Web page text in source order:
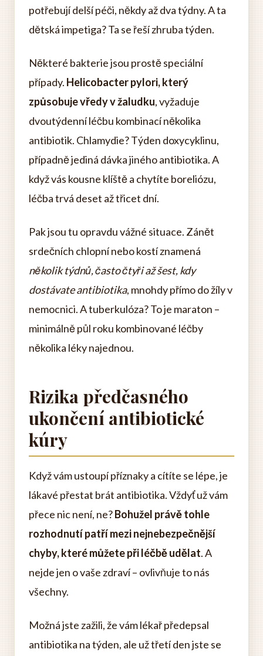
potřebují delší péči, někdy až dva týdny. A ta
dětská impetiga? Ta se řeší zhruba týden.
Některé bakterie jsou prostě speciální
případy. Helicobacter pylori, který
způsobuje vředy v žaludku, vyžaduje
dvoutýdenní léčbu kombinací několika
antibiotik. Chlamydie? Týden doxycyklinu,
případně jediná dávka jiného antibiotika. A
když vás kousne klíště a chytíte boreliózu,
léčba trvá deset až třicet dní.
Pak jsou tu opravdu vážné situace. Zánět
srdečních chlopní nebo kostí znamená
několik týdnů, často čtyři až šest, kdy
dostávate antibiotika, mnohdy přímo do žíly v
nemocnici. A tuberkulóza? To je maraton –
minimálně půl roku kombinované léčby
několika léky najednou.
Rizika předčasného
ukončení antibiotické
kúry
Když vám ustoupí příznaky a cítíte se lépe, je
lákavé přestat brát antibiotika. Vždyť už vám
přece nic není, ne?Bohužel právě tohle
rozhodnutí patří mezi nejnebezpečnější
chyby, které můžete při léčbě udělat. A
nejde jen o vaše zdraví – ovlivňuje to nás
všechny.
Možná jste zažili, že vám lékař předepsal
antibiotika na týden, ale už třetí den jste se